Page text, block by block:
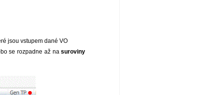
jsou vstupem dané VO
se rozpadne až nasuroviny